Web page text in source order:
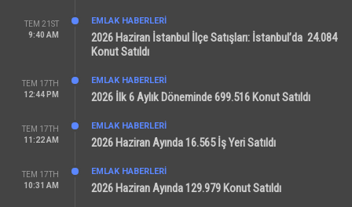
TEM 21ST
9:40 AM
EMLAK HABERLERI
2026 Haziran İstanbul İlçe Satışları: İstanbul’da 24.084
Konut Satıldı
TEM 17TH
12:44 PM
EMLAK HABERLERI
2026 İlk 6 Aylık Döneminde 699.516 Konut Satıldı
TEM 17TH
11:22 AM
EMLAK HABERLERI
2026 Haziran Ayında 16.565 İş Yeri Satıldı
TEM 17TH
10:31 AM
EMLAK HABERLERI
2026 Haziran Ayında 129.979 Konut Satıldı